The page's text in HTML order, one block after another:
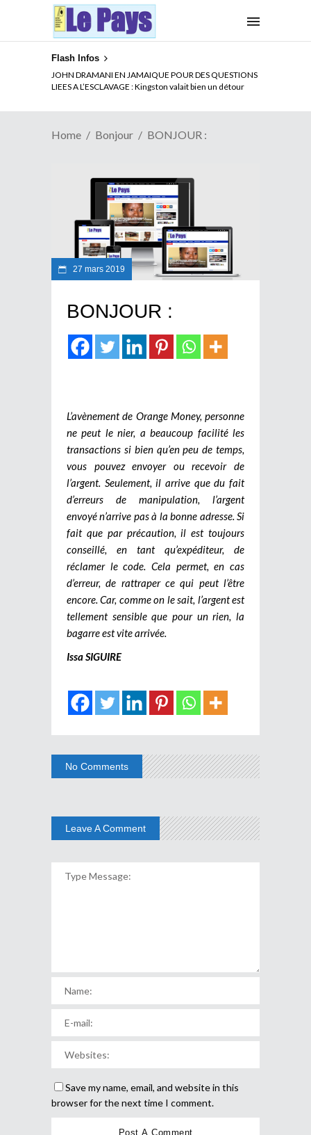
Flash Infos
JOHN DRAMANI EN JAMAIQUE POUR DES QUESTIONS
LIEES A L’ESCLAVAGE : Kingston valait bien un détour
Home Bonjour BONJOUR :
27 mars 2019
BONJOUR :
L’avènement de Orange Money, personne
ne peut le nier, a beaucoup facilité les
transactions si bien qu’en peu de temps,
vous pouvez envoyer ou recevoir de
l’argent. Seulement, il arrive que du fait
d’erreurs de manipulation, l’argent
envoyé n’arrive pas à la bonne adresse. Si
fait que par précaution, il est toujours
conseillé, en tant qu’expéditeur, de
réclamer le code. Cela permet, en cas
d’erreur, de rattraper ce qui peut l’être
encore. Car, comme on le sait, l’argent est
tellement sensible que pour un rien, la
bagarre est vite arrivée.
Issa SIGUIRE
No Comments
Leave A Comment
Save my name, email, and website in this
browser for the next time I comment.